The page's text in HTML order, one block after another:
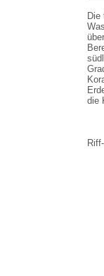
Die
die
Riff-